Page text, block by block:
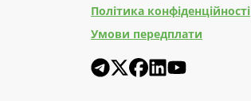
Політика конфіденційності
Умови передплати